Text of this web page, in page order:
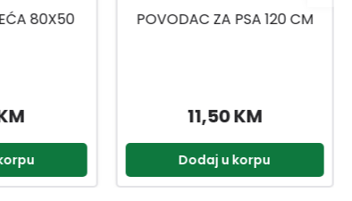
120 CM STOLICA RATAN CT039
15,92 KM
Dodaj u korpu